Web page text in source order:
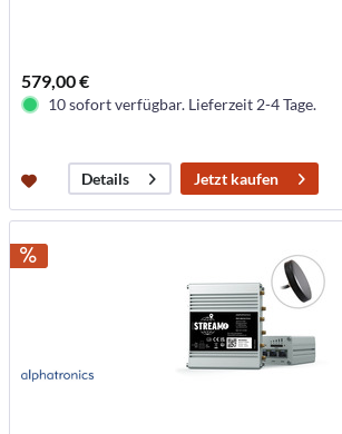
579,00 €
10 sofort verfügbar. Lieferzeit 2-4 Tage.
Details Jetzt kaufen